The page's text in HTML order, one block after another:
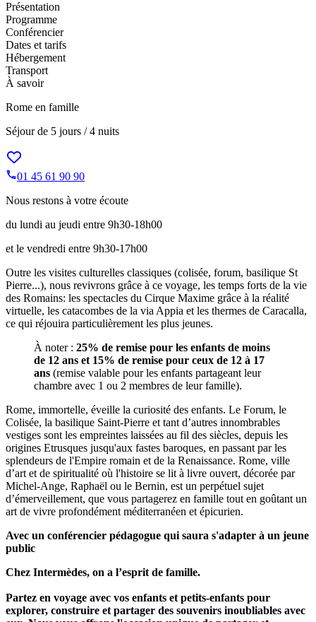
Présentation
Programme
Conférencier
Dates et tarifs
Hébergement
Transport
À savoir
Rome en famille
Séjour de 5 jours / 4 nuits
01 45 61 90 90
Nous restons à votre écoute
du lundi au jeudi entre 9h30-18h00
et le vendredi entre 9h30-17h00
Outre les visites culturelles classiques (colisée, forum, basilique St
Pierre...), nous revivrons grâce à ce voyage, les temps forts de la vie
des Romains: les spectacles du Cirque Maxime grâce à la réalité
virtuelle, les catacombes de la via Appia et les thermes de Caracalla,
ce qui réjouira particulièrement les plus jeunes.
À noter : 25% de remise pour les enfants de moins
de 12 ans et 15% de remise pour ceux de 12 à 17
ans (remise valable pour les enfants partageant leur
chambre avec 1 ou 2 membres de leur famille).
Rome, immortelle, éveille la curiosité des enfants. Le Forum, le
Colisée, la basilique Saint-Pierre et tant d’autres innombrables
vestiges sont les empreintes laissées au fil des siècles, depuis les
origines Etrusques jusqu'aux fastes baroques, en passant par les
splendeurs de l'Empire romain et de la Renaissance. Rome, ville
d’art et de spiritualité où l'histoire se lit à livre ouvert, décorée par
Michel-Ange, Raphaël ou le Bernin, est un perpétuel sujet
d’émerveillement, que vous partagerez en famille tout en goûtant un
art de vivre profondément méditerranéen et épicurien.
Avec un conférencier pédagogue qui saura s'adapter à un jeune
public
Chez Intermèdes, on a l’esprit de famille.
Partez en voyage avec vos enfants et petits-enfants pour
explorer, construire et partager des souvenirs inoubliables avec